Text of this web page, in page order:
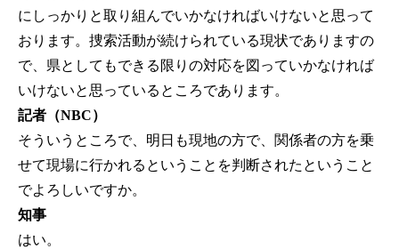
にしっかりと取り組んでいかなければいけないと思って
おります。捜索活動が続けられている現状でありますの
で、県としてもできる限りの対応を図っていかなければ
いけないと思っているところであります。
記者（NBC）
そういうところで、明日も現地の方で、関係者の方を乗
せて現場に行かれるということを判断されたということ
でよろしいですか。
知事
はい。